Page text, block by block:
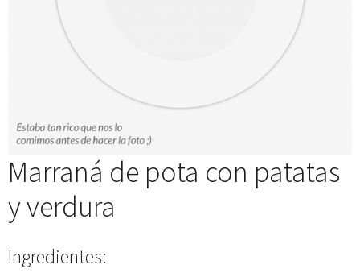
Marraná de pota con patatas
y verdura
Ingredientes: